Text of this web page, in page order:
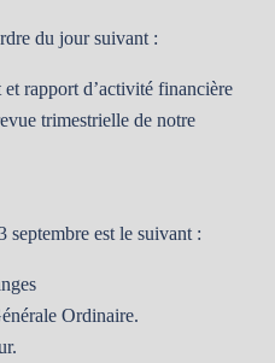
du jour suivant :
rapport d’activité financière
trimestrielle de notre
septembre est le suivant :
Ordinaire.